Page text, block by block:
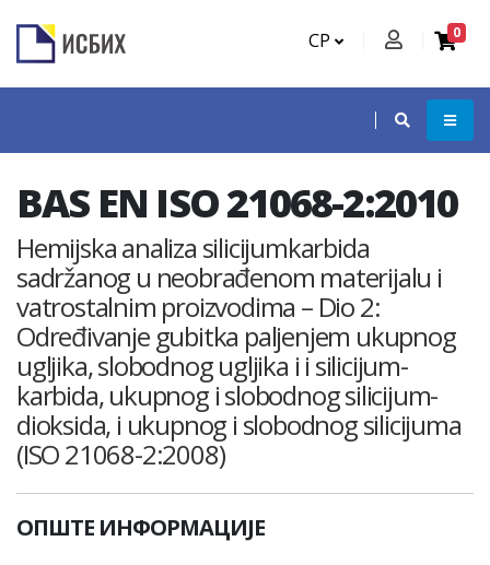
СР 0
BAS EN ISO 21068-2:2010
Hemijska analiza silicijumkarbida
sadržanog u neobrađenom materijalu i
vatrostalnim proizvodima – Dio 2:
Određivanje gubitka paljenjem ukupnog
ugljika, slobodnog ugljika i i silicijum-
karbida, ukupnog i slobodnog silicijum-
dioksida, i ukupnog i slobodnog silicijuma
(ISO 21068-2:2008)
ОПШТЕ ИНФОРМАЦИЈЕ